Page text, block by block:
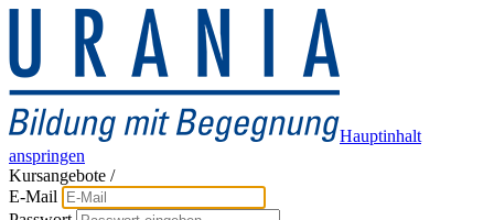
Hauptinhalt
anspringen
Kursangebote /
E-Mail